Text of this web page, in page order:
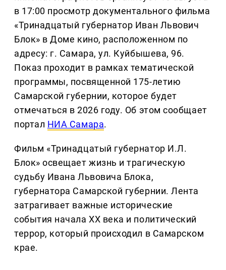
в 17:00 просмотр документального фильма
«Тринадцатый губернатор Иван Львович
Блок» в Доме кино, расположенном по
адресу: г. Самара, ул. Куйбышева, 96.
Показ проходит в рамках тематической
программы, посвященной 175-летию
Самарской губернии, которое будет
отмечаться в 2026 году. Об этом сообщает
портал НИА Самара.
Фильм «Тринадцатый губернатор И.Л.
Блок» освещает жизнь и трагическую
судьбу Ивана Львовича Блока,
губернатора Самарской губернии. Лента
затрагивает важные исторические
события начала XX века и политический
террор, который происходил в Самарском
крае.